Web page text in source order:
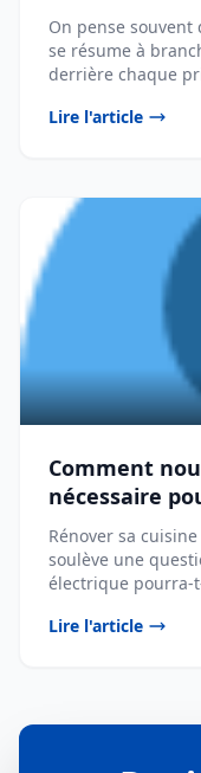
On pense
se résume à
derrière chaque
Lire l'article
Comment
nécessaire
Rénover sa
soulève une
électrique pourra-
Lire l'article